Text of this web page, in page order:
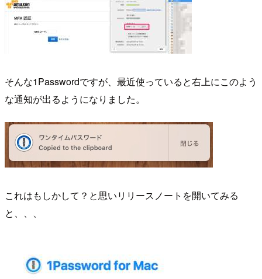
そんな1Passwordですが、最近使っていると右上にこのよう
な通知が出るようになりました。
これはもしかして？と思いリリースノートを開いてみる
と、、、